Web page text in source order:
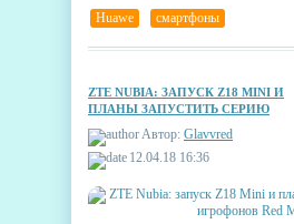
Huawe смартфоны
ZTE NUBIA: ЗАПУСК Z18 MINI И
ПЛАНЫ ЗАПУСТИТЬ СЕРИЮ
Автор: Glavvred
12.04.18 16:36